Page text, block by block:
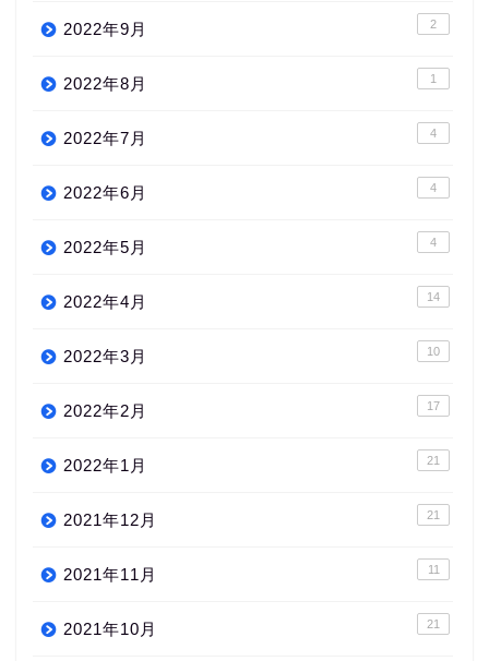
2022年9月 2
2022年8月 1
2022年7月 4
2022年6月 4
2022年5月 4
2022年4月 14
2022年3月 10
2022年2月 17
2022年1月 21
2021年12月 21
2021年11月 11
2021年10月 21